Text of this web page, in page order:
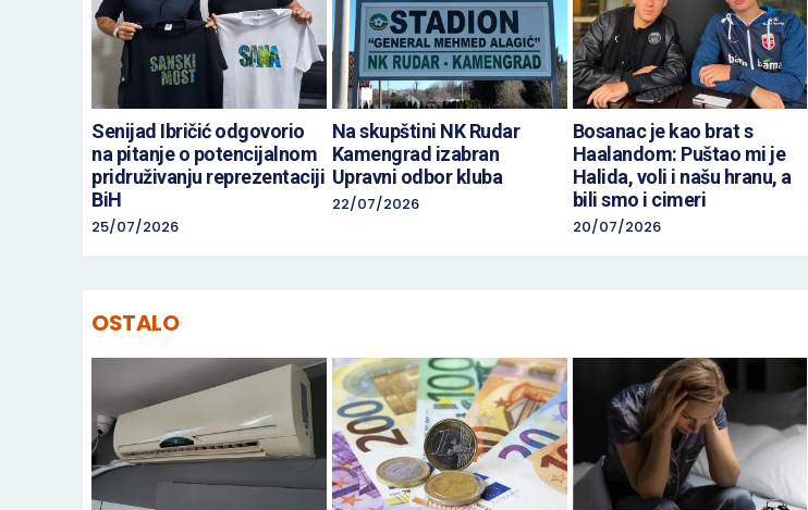
Senijad Ibričić odgovorio
na pitanje o potencijalnom
pridruživanju reprezentaciji
BiH
25/07/2026
Na skupštini NK Rudar
Kamengrad izabran
Upravni odbor kluba
22/07/2026
Bosanac je kao brat s
Haalandom: Puštao mi je
Halida, voli i našu hranu, a
bili smo i cimeri
20/07/2026
OSTALO